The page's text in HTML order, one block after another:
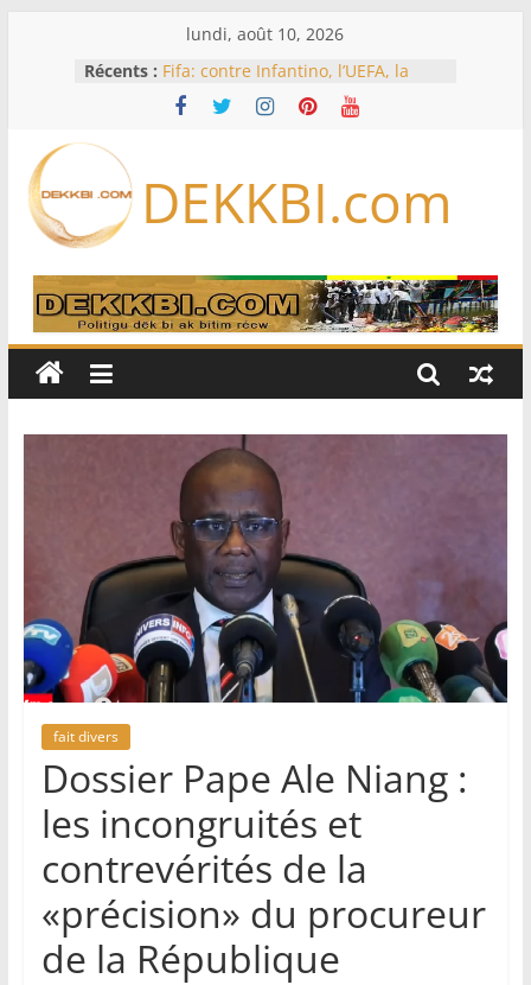
lundi, août 10, 2026
Récents : Fifa: contre Infantino, l’UEFA, la
Concacaf et l’AFC veulent rallier « la
famille du football »
« toutes » ses conditions
Test de dépistage de drogue pour
Licenciements massifs: le député
Mbaye DIONE interpelle le
gouvernement sur plus de 30 000
emplois
Le projet d’autonomie de la Corse
divise les indépendantistes
DEKKBI.com
fait divers
Dossier Pape Ale Niang :
les incongruités et
contrevérités de la
«précision» du procureur
de la République